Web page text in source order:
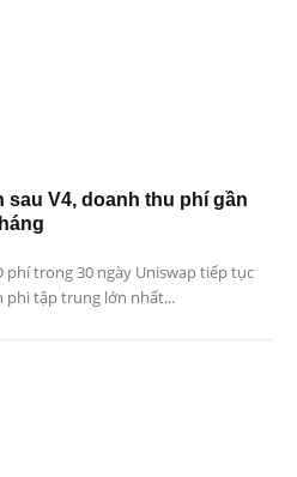
sau V4, doanh thu phí gần
phí trong 30 ngày Uniswap tiếp tục
phi tập trung lớn nhất...